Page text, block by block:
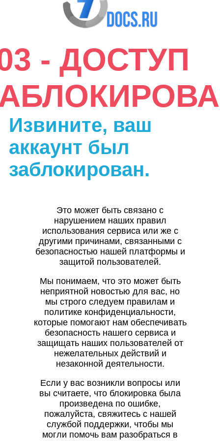
- ДОСТУП
Извините, ваш
аккаунт был
заблокирован.
Это может быть связано с
нарушением наших правил
использования сервиса или же с
другими причинами, связанными с
безопасностью нашей платформы и
защитой пользователей.
Мы понимаем, что это может быть
неприятной новостью для вас, но
мы строго следуем правилам и
политике конфиденциальности,
которые помогают нам обеспечивать
безопасность нашего сервиса и
защищать наших пользователей от
нежелательных действий и
незаконной деятельности.
Если у вас возникли вопросы или
вы считаете, что блокировка была
произведена по ошибке,
пожалуйста, свяжитесь с нашей
службой поддержки, чтобы мы
могли помочь вам разобраться в